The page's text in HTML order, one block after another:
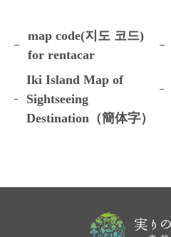
map code(지도 코드)
for rentacar
Iki Island Map of
Sightseeing
Destination（簡体字）